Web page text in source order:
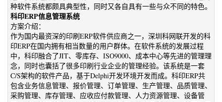
种软件系统都颇具典型性，同时又各自具有一些与众不同的特色。
科印ERP信息管理系统
方案介绍：
作为国内最资深的印刷ERP软件供应商之一，深圳科网联开发的科
印ERP在国内拥有相当数量的用户群体。在软件系统的发展过程
中，科印融合了JIT、零库存、ISO9000、成本中心等先进的管理理
念，同时也囊括了很多印刷行业企业的管理经验。该系统是一套
C/S架构的软件产品，基于Delphi开发环境开发而成。科印ERP共
包含业务信息管理、报价管理、订单管理、生产管理、品质管理、
采购管理、库存管理、应收应付款管理、人力资源管理、设备管